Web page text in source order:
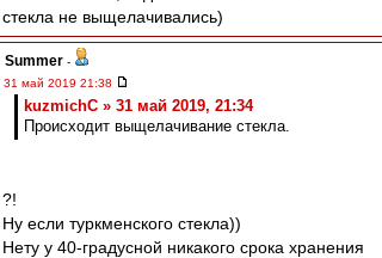
стекла не выщелачивались)
Summer -
31 май 2019 21:38
kuzmichC » 31 май 2019, 21:34
Происходит выщелачивание стекла.
?!
Ну если туркменского стекла))
Нету у 40-градусной никакого срока хранения